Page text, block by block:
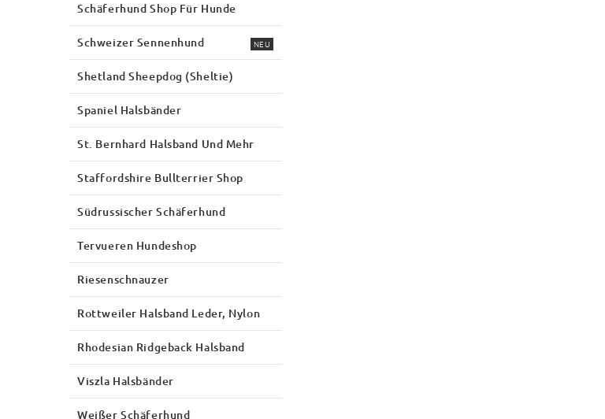
Schäferhund Shop Für Hunde
Schweizer Sennenhund NEU
Shetland Sheepdog (Sheltie)
Spaniel Halsbänder
St. Bernhard Halsband Und Mehr
Staffordshire Bullterrier Shop
Südrussischer Schäferhund
Tervueren Hundeshop
Riesenschnauzer
Rottweiler Halsband Leder, Nylon
Rhodesian Ridgeback Halsband
Viszla Halsbänder
Weißer Schäferhund